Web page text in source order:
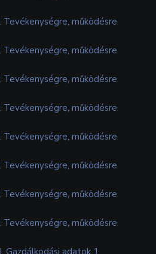
Tevékenységre, működésre
Tevékenységre, működésre
Tevékenységre, működésre
Tevékenységre, működésre
Tevékenységre, működésre
Tevékenységre, működésre
Tevékenységre, működésre
Tevékenységre, működésre
Gazdálkodási adatok 1